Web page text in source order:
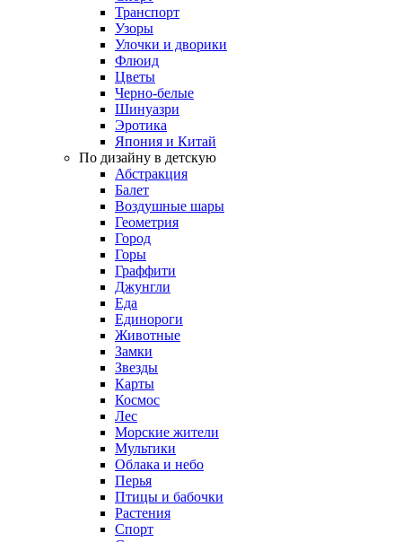
Транспорт
Узоры
Улочки и дворики
Флюид
Цветы
Черно-белые
Шинуазри
Эротика
Япония и Китай
По дизайну в детскую
Абстракция
Балет
Воздушные шары
Геометрия
Город
Горы
Граффити
Джунгли
Еда
Единороги
Животные
Замки
Звезды
Карты
Космос
Лес
Морские жители
Мультики
Облака и небо
Перья
Птицы и бабочки
Растения
Спорт